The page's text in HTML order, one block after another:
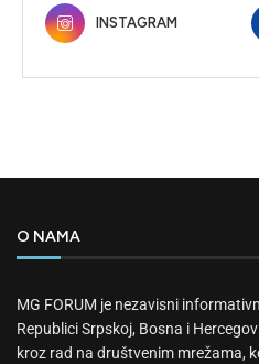
INSTAGRAM
O NAMA
MG FORUM je nezavisni
Republici Srpskoj, Bosna i
kroz rad na društvenim mrežama,